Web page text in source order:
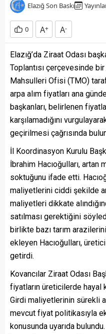
Elazığ Son Baskı
0 A+ A-
Elazığ’da Ziraat Odası
Toplantısı çerçevesinde
Mahsulleri Ofisi (TMO)
arpa alım fiyatları ana
başkanları, belirlenen
karşılamadığını
geçirilmesi çağrısında
İl Koordinasyon Kurulu
İbrahim Hacıoğulları,
soktuğunu ifade etti.
maliyetlerini ciddi şekilde
maliyetleri dikkate
satılması gerektiğini
birlikte bazı tarım
ekleyen Hacıoğulları,
getirdi.
Kovancılar Ziraat Odası
fiyatların üreticilerde hayal
Girdi maliyetlerinin sürekli
mevcut fiyat politikasıyla
konusunda uyarıda bulundu.